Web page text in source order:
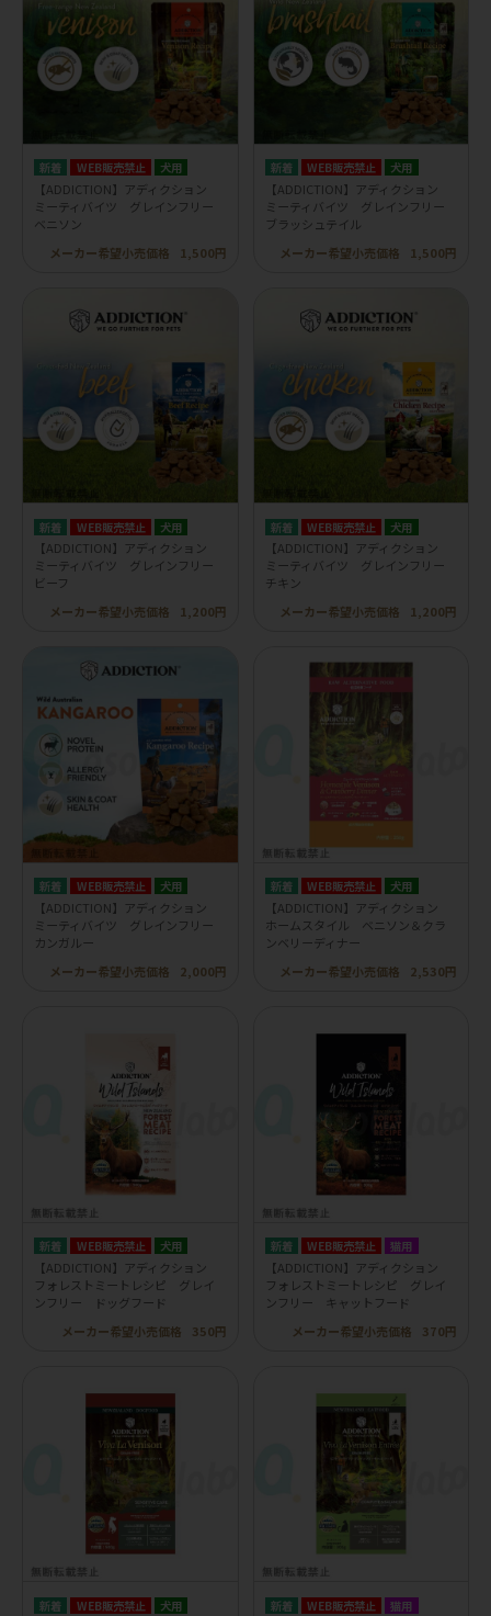
WEB販売禁止 犬用
【ADDICTION】アディクション
ミーティバイツ グレインフリー
ベニソン
メーカー希望小売価格
1,500円
WEB販売禁止 犬用
【ADDICTION】アディクション
ミーティバイツ グレインフリー
ブラッシュテイル
メーカー希望小売価格
1,500円
WEB販売禁止 犬用
【ADDICTION】アディクション
ミーティバイツ グレインフリー
ビーフ
メーカー希望小売価格
1,200円
WEB販売禁止 犬用
【ADDICTION】アディクション
ミーティバイツ グレインフリー
チキン
メーカー希望小売価格
1,200円
WEB販売禁止 犬用
【ADDICTION】アディクション
ミーティバイツ グレインフリー
カンガルー
メーカー希望小売価格
2,000円
WEB販売禁止 犬用
【ADDICTION】アディクション
ホームスタイル ベニソン＆クラ
ンベリーディナー
メーカー希望小売価格
2,530円
WEB販売禁止 犬用
【ADDICTION】アディクション
フォレストミートレシピ グレイ
ンフリー ドッグフード
メーカー希望小売価格
350円
WEB販売禁止 猫用
【ADDICTION】アディクション
フォレストミートレシピ グレイ
ンフリー キャットフード
メーカー希望小売価格
370円
WEB販売禁止 犬用 WEB販売禁止 猫用